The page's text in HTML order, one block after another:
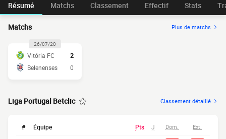
Résumé Matchs Classement Effectif Stats
Matchs Plus de matchs
26/07/20
Vitória FC
2
Belenenses
0
Liga Portugal Betclic Classement détaillé
# Équipe Pts J Dom. Ext.